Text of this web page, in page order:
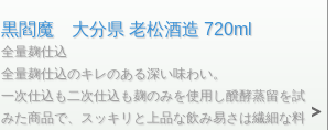
黒閻魔 大分県 老松酒造 720ml
全量麹仕込
全量麹仕込のキレのある深い味わい。
一次仕込も二次仕込も麹のみを使用し醗酵蒸留を試
みた商品で、スッキリと上品な飲み易さは繊細な料